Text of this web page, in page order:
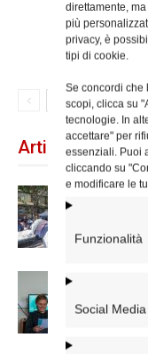
direttamente,
più
privacy, è
tipi di cookie.
Se concordi che
scopi, clicca su
tecnologie. In
accettare" per
essenziali. Puoi
cliccando su
e modificare le
Funzionalità
Social Media
E’
il
Articoli recenti